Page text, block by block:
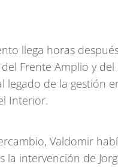
llega horas
Frente Amplio y
legado de la gestión
Interior.
Valdomir
la intervención de